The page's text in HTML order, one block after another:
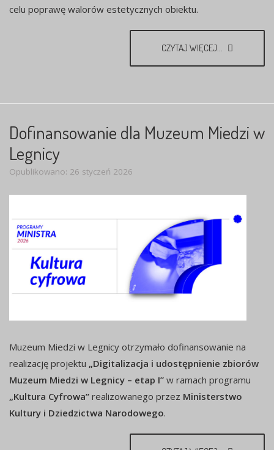
celu poprawę walorów estetycznych obiektu.
CZYTAJ WIĘCEJ...
Dofinansowanie dla Muzeum Miedzi w
Legnicy
Opublikowano: 26 styczeń 2026
Muzeum Miedzi w Legnicy otrzymało dofinansowanie na
realizację projektu „Digitalizacja i udostępnienie zbiorów
Muzeum Miedzi w Legnicy – etap I” w ramach programu
„Kultura Cyfrowa” realizowanego przez Ministerstwo
Kultury i Dziedzictwa Narodowego.